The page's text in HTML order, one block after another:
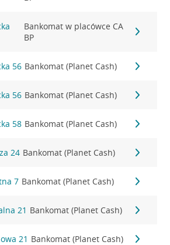
Bankomat w placówce CA
BP
56 Bankomat (Planet Cash)
56 Bankomat (Planet Cash)
58 Bankomat (Planet Cash)
24 Bankomat (Planet Cash)
7 Bankomat (Planet Cash)
21 Bankomat (Planet Cash)
21 Bankomat (Planet Cash)